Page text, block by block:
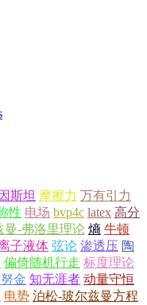
斯坦 摩擦力 万有引力
性 电场 bvp4c latex 高分
曼-弗洛里理论 熵 牛顿
子液体 弦论 渗透压 陶
偏倚随机行走 标度理论
金 知无涯者 动量守恒
电势 泊松-玻尔兹曼方程